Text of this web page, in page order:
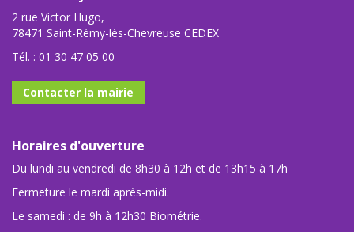
2 rue Victor Hugo,
78471 Saint-Rémy-lès-Chevreuse CEDEX
Tél. : 01 30 47 05 00
Contacter la mairie
Horaires d'ouverture
Du lundi au vendredi de 8h30 à 12h et de 13h15 à 17h
Fermeture le mardi après-midi.
Le samedi : de 9h à 12h30 Biométrie.